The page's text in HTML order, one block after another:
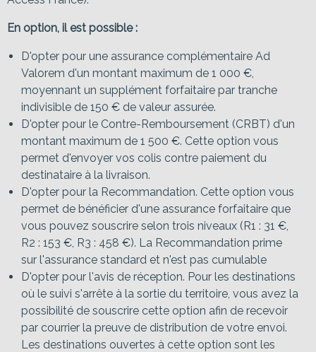
En option, il est possible :
D'opter pour une assurance complémentaire Ad
Valorem d'un montant maximum de 1 000 €,
moyennant un supplément forfaitaire par tranche
indivisible de 150 € de valeur assurée.
D'opter pour le Contre-Remboursement (CRBT) d'un
montant maximum de 1 500 €. Cette option vous
permet d'envoyer vos colis contre paiement du
destinataire à la livraison.
D'opter pour la Recommandation. Cette option vous
permet de bénéficier d'une assurance forfaitaire que
vous pouvez souscrire selon trois niveaux (R1 : 31 €,
R2 : 153 €, R3 : 458 €). La Recommandation prime
sur l'assurance standard et n'est pas cumulable
D'opter pour l'avis de réception. Pour les destinations
où le suivi s'arrête à la sortie du territoire, vous avez la
possibilité de souscrire cette option afin de recevoir
par courrier la preuve de distribution de votre envoi.
Les destinations ouvertes à cette option sont les